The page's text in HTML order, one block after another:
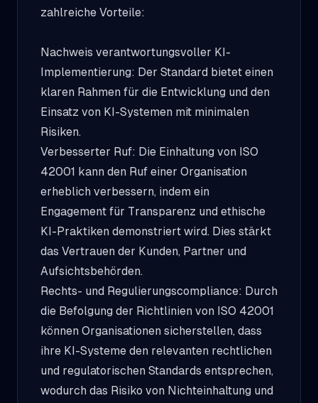
zahlreiche Vorteile:
Nachweis verantwortungsvoller KI-
Implementierung: Der Standard bietet einen
klaren Rahmen für die Entwicklung und den
Einsatz von KI-Systemen mit minimalen
Risiken.
Verbesserter Ruf: Die Einhaltung von ISO
42001 kann den Ruf einer Organisation
erheblich verbessern, indem ein
Engagement für Transparenz und ethische
KI-Praktiken demonstriert wird. Dies stärkt
das Vertrauen der Kunden, Partner und
Aufsichtsbehörden.
Rechts- und Regulierungscompliance: Durch
die Befolgung der Richtlinien von ISO 42001
können Organisationen sicherstellen, dass
ihre KI-Systeme den relevanten rechtlichen
und regulatorischen Standards entsprechen,
wodurch das Risiko von Nichteinhaltung und